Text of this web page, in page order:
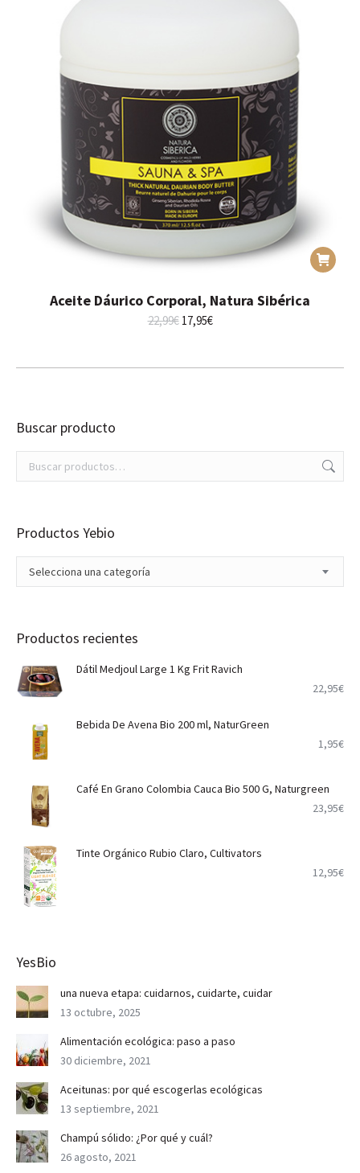
Aceite Dáurico Corporal, Natura Sibérica
22,99€ El
era:
17,95€El
es:
Buscar producto
Productos Yebio
Selecciona una categoría
Productos recientes
Dátil Medjoul Large 1 Kg Frit Ravich
22,95€
Bebida De Avena Bio 200 ml, NaturGreen
1,95€
Café En Grano Colombia Cauca Bio 500 G, Naturgreen
23,95€
Tinte Orgánico Rubio Claro, Cultivators
12,95€
YesBio
una nueva etapa: cuidarnos, cuidarte, cuidar
13 octubre, 2025
Alimentación ecológica: paso a paso
30 diciembre, 2021
Aceitunas: por qué escogerlas ecológicas
13 septiembre, 2021
Champú sólido: ¿Por qué y cuál?
26 agosto, 2021